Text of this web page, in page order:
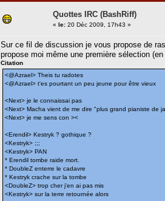
Quottes IRC (BashRiff)
« le: 20 Déc 2009, 17h43 »
Sur ce fil de discussion je vous propose de
propose moi même une première sélection
Citation
<@Azrael> Theis tu radotes
<@Azrael> t'es pourtant un peu jeune pour être vieux
<Next> je le connaissai pas
<Next> Macha vient de me dire "plus grand pianiste de
<Next> je me sens con ><
<Erendil> Kestryk ? gothique ?
<Kestryk> ;;;
<Kestryk> PAN
* Erendil tombe raide mort.
* DoubleZ enterre le cadavre
* Kestryk crache sur la tombe
<DoubleZ> trop cher j'en ai pas mis
<Kestryk> sur la terre retournée alors